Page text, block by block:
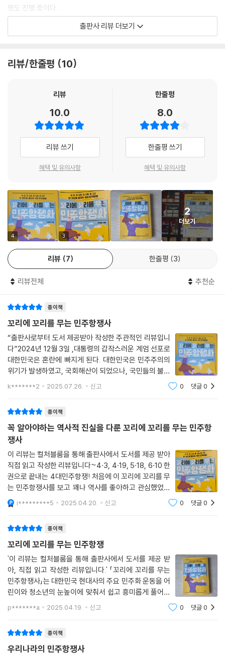
이미지 출처
--- pp.42-43
제주도 주민들을 대상으로 하는 초토 작전은 11월부터 이듬해 3월까지 펼
쳐졌다. 이승만 대통령이 국무회의에서 “미국의 원조를 받기 위해서는 가
진압군은 산간마을에 사는 주민에게 해안마을로 내려와 경찰 조사를 받으
이승만은 미군정청에서 일하던 관리들을 정부 관리로 등용했는데 대부분
일본 총독부 관리 출신들이었다. 오랜 해외 생활로 국내 정치 기반이 약했
기 때문에 해방 후부터 친일파와 손을 잡았고, 대통령이 된 뒤에도 자연스
럽게 이어진 것이다.
전쟁 중에도 이승만은 종신 대통령을 굼꿨고, 자신이 다음 대통령이 될 길
을 찾고 있었다. 이때는 국민이 대통령을 뽑는 ‘직접 선거’가 아닌, 국회에
서 대통령을 뽑는 ‘간접 선거’였다. 그런데 이승만은 국회와 사이가 단단히
틀어져 간접 선거로는 당선 가능성이 없었다. 방법을 찾던 이승만 정권은
국회에 직선제 개헌안을 냈다.
--- p.84
대구 지역 고등학생의 시위는 전국에서 최초로 독재 정권에 맞선 학생 시
일에는 서울에서 “공명선거 실시하라!”라는 유인물이 ‘전국대학생투쟁위
원회’ 명의로 뿌려졌다. 3월 5일 서울, 3월 7일 부산, 3월 8일 대전, 3월 1
0일 수원 등 시위는 전국으로 들불처럼 번져나갔다. 대구 지역 고등학생들
이 자발적으로 외친 ‘학원의 자유’가 전국적으로 퍼져나가 이승만 정권을
상대로 ‘공명 선거’를 외치는 민주화 운동으로 발전했다. 어른도 하지 못한
민주주의 씨앗을 고등학생들이 뿌렸다.
--- pp.96-97
장 먼저 시위를 벌였다. 민주당 마산시당도 한창 선거 중인 오전 10시 30
분, 부정 선거를 폭로하며 선거 무효를 선언하고 거리로 나왔다. 오후 7시
30분에는 1만 명의 학생과 시민이 개표 중인 시청으로 몰려갔다. 경찰은
시위대를 향해 소총을 쏘고 최루탄을 터트렸다. 결국 경찰이 쏜 총에 8명
이 죽었고 수백 명이 잡혀갔다. 행방불명된 사람도 있었다.
--- p.102
4·19 혁명은 2월 28일 대구지역 고등학생들이 시작해 3·15 마산 의거를
거쳐 서울에서
한 정치권은 뒷짐 지고 구경만 하다가 거저 정권을 인수했다. 정치인들은
아무런 준비도 돼 있지 않았다. 그 못난 정치인들 때문에 민족의 비극은 다
시 싹텄다. --- p.119쪽
민주공화당은 부정 선거로 얻은 표로 박정희가 대통령을 한 번 더 할 수 있
는 ‘3선 개헌안’을 통과시켰고, 대학생 시위를 막기 위해 전국 대학에 휴교
령을 내렸다. 하지만 휴교 조치되었던 학교들이 개학하면서 다시 학생들의
을 적나라하게 보여 준 사건이 발생했다. 바로 ‘전태일 분신자살 사건’이다.
--- p.142
명도 진행 중이다.
제주 4·3 사건의 배후에는 권력자였던 이승만과 미군정이 있었다. 일제강
장대와 주민들은 권력에 저항했으나 역부족이었다. 제주 4·3 사건은 국가
쥐고 싶었던 이승만은 단독 정부 수립 과정에서 부정 선거를 저질렀다. 부
정 선거는 한 번으로 끝나지 않았다. ‘사사오입’ 개헌안 등으로 영구집권을
노린 이승만의 행동에 분노해 학생들이 들고일어났다. 학생들은 대구 2·2
8 민주 운동과 3·15 마산 의거를 일으켜 나쁜 권력에 맞섰다. 이는 4·19 혁
명의 씨앗이 되었다.
4·19 혁명으로 이승만 정권이 물러났으나, 박정희가 5·16 군사 쿠데타를
일으켰다. 대한민국의 뼈아픈 역사, 군사 정권의 시작이다. 군사 정권 시기
에 민주주의를 외친 많은 사람이 있었다. 노동 환경 개선을 위해 애썼던 전
태일의 죽음과 긴급조치에 저항하며 일으킨 부마 민주항쟁은 훼손된 민주
주의의 가치를 회복하기 위한 저항의 외침이었다. 김재규의 총탄에 박정희
가 죽었지만, 전두환이 권력을 쥐는 과정에서 5·18 민주화 운동이 일어났
다.
광주 지역을 휩쓴 잔혹한 폭력의 그림자는 국민의 마음에 치유할 수 없는
열의 사망으로 나라가 발칵 뒤집혔다. 국민은 참지 않고 6·10 민주항쟁을
벌였다. 잘못된 역사가 반복될 때마다 국민이 나서서 손으로 직접 바로잡
은 것이다.
민주주의를 왜 알아야 할까?
항쟁으로 꿰뚫는 대한민국 현대사!
이 국가의 주인인 국민의 권리를 또 침해한 것이다. 과거의 항쟁을 기억하
는 국민들은 거리에 모여 평화적으로 응원봉을 들고 목소리를 내고 있다.
청소년이 현대사와 민주주의를 알아야 하는 이유는 여기에 있다. 과거의
경험으로 민주주의가 무엇인지 정확하게 알고, 자신과 타인의 권리를 스스
로가 지켜야 하기 때문이다.
항쟁으로 대한민국 현대사를 꿰다 보면 민주주의가 왜 중요하고 어떤 과정
을 거쳐서 지금의 형태가 되었는지 알 수 있다. 그간 교과서에서 미처 다루
지 못한 역사도 담겨 있어 대한민국 현대사를 더 풍부하게 이해할 수 있을
출판사 리뷰 더보기
리뷰/한줄평 10
리뷰
10.0
리뷰 쓰기
혜택 및 유의사항
한줄평
8.0
한줄평 쓰기
혜택 및 유의사항
4 3
2
더보기
리뷰 7 한줄평 3
리뷰전체 추천순
종이책
꼬리에 꼬리를 무는 민주항쟁사
“출판사로부터 도서 제공받아 작성한 주관적인 리뷰입니
다” 2024년 12월 3일 ,대통령의 갑작스러운 계엄 선포로
대한민국은 혼란에 빠지게 된다. 대한민국은 민주주의의
위기가 발생하였고, 국회해산이 되었으나, 국민들의 불안
은 지속되었다, 그리고 다음 날, 1980년대 계엄 당시 어
k*******2 2025.07.26. 신고 0 댓글0
종이책
꼭 알아야하는 역사적 진실을 다룬 꼬리에 꼬리를 무는 민주항
쟁사
이 리뷰는 컬처블룸을 통해 출판사에서 도서를 제공 받아
직접 읽고 작성한 리뷰입니다~4·3, 4·19, 5·18, 6·10 한
권으로 끝내는 4대민주항쟁! 처음에 이 꼬리에 꼬리를 무
는 민주항쟁사를 보고 꽤나 역사를 좋아하고 관심했었던
사람인데도 근현대사에 대해서는 학교에서 배운게 일부
라서 그리 자세히 알지 못했는데 이 책을 보고 지금 우리
i*********5 2025.04.20. 신고 0 댓글0
종이책
꼬리에 꼬리를 무는 민주항쟁
'이 리뷰는 컬처블룸을 통해 출판사에서 도서를 제공 받
아, 직접 읽고 작성한 리뷰입니다.' 「꼬리에 꼬리를 무는
민주항쟁사」는 대한민국 현대사의 주요 민주화 운동을 어
린이와 청소년의 눈높이에 맞춰서 쉽고 흥미롭게 풀어낸
역사책으로, 1947년 제주 4·3 사건부터 1960년 4·19혁
명, 1980년 5·18 광주 민주화 운동, 1987년 6·10 민주항
p*******a 2025.04.19. 신고 0 댓글0
종이책
우리나라의 민주항쟁사